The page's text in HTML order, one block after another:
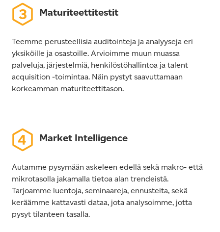
Maturiteettitestit
Teemme perusteellisia auditointeja ja analyyseja eri
yksiköille ja osastoille. Arvioimme muun muassa
palveluja, järjestelmiä, henkilöstöhallintoa ja talent
acquisition -toimintaa. Näin pystyt saavuttamaan
korkeamman maturiteettitason.
Market Intelligence
Autamme pysymään askeleen edellä sekä makro- että
mikrotasolla jakamalla tietoa alan trendeistä.
Tarjoamme luentoja, seminaareja, ennusteita, sekä
keräämme kattavasti dataa, jota analysoimme, jotta
pysyt tilanteen tasalla.